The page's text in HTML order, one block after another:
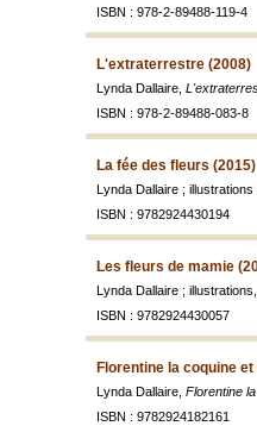
ISBN : 978-2-89488-119-4
L'extraterrestre (2008)
Lynda Dallaire,
ISBN : 978-2-89488-083-8
La fée des fleurs (2015)
Lynda Dallaire ;
ISBN : 9782924430194
Les fleurs de mamie
Lynda Dallaire ;
ISBN : 9782924430057
Florentine la coquine
Lynda Dallaire, Florentine
ISBN : 9782924182161